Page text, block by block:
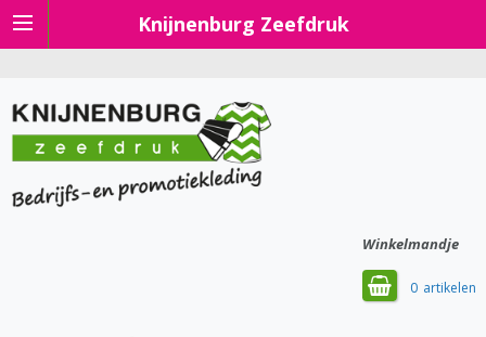
Knijnenburg Zeefdruk
Winkelmandje
0